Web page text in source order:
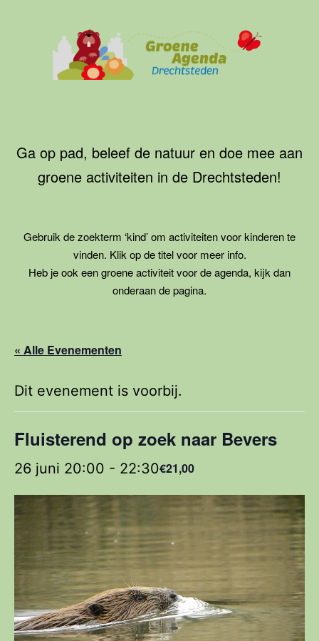
Drechtsteden
Ga op pad, beleef de natuur en doe mee aan
groene activiteiten in de Drechtsteden!
Gebruik de zoekterm ‘kind’ om activiteiten voor kinderen te
vinden. Klik op de titel voor meer info.
Heb je ook een groene activiteit voor de agenda, kijk dan
onderaan de pagina.
« Alle Evenementen
Dit evenement is voorbij.
Fluisterend op zoek naar Bevers
26 juni 20:00 - 22:30€21,00